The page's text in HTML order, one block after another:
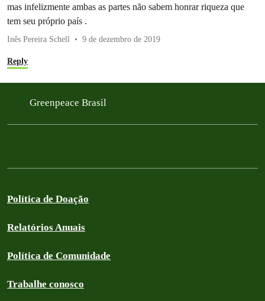
mas infelizmente ambas as partes não sabem honrar riqueza que
tem seu próprio país .
Inês Pereira Schell 9 de dezembro de 2019
Reply
Greenpeace Brasil
Política de Doação
Relatórios Anuais
Política de Comunidade
Trabalhe conosco